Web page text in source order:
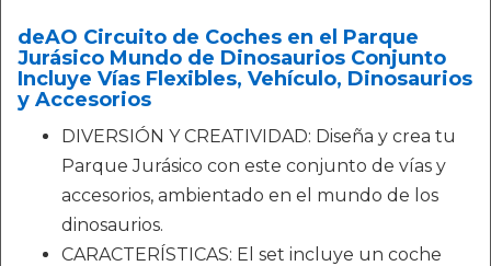
deAO Circuito de Coches en el Parque
Jurásico Mundo de Dinosaurios Conjunto
Incluye Vías Flexibles, Vehículo, Dinosaurios
y Accesorios
DIVERSIÓN Y CREATIVIDAD: Diseña y crea tu
Parque Jurásico con este conjunto de vías y
accesorios, ambientado en el mundo de los
dinosaurios.
CARACTERÍSTICAS: El set incluye un coche